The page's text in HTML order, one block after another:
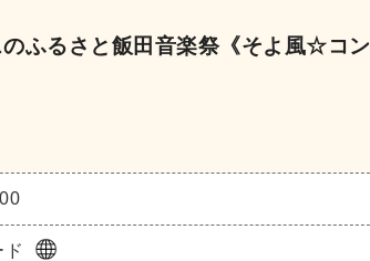
ふるさと飯田音楽祭《そよ風☆コン